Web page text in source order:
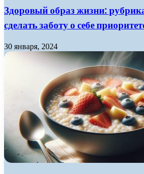
Здоровый образ жизни:
сделать заботу о себе
30 января, 2024